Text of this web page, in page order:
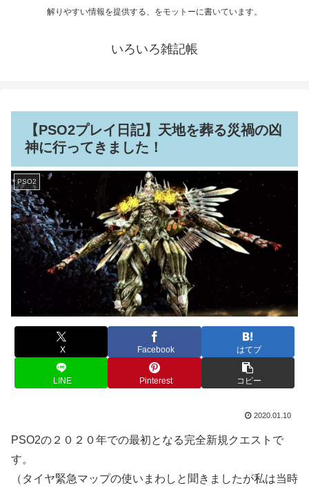
解りやすい情報を提供する、をモットーに書いています。
いろいろ雑記帳
【PSO2プレイ日記】天地を葬る災禍の凶
神に行ってきました！
PSO2
X Facebook はてブ
LINE Pinterest コピー
2020.01.10
PSO2の２０２０年での最初となる完全新規クエストで
す。
（タイヤ緊急マップの使いまわしと聞きましたが私は当時